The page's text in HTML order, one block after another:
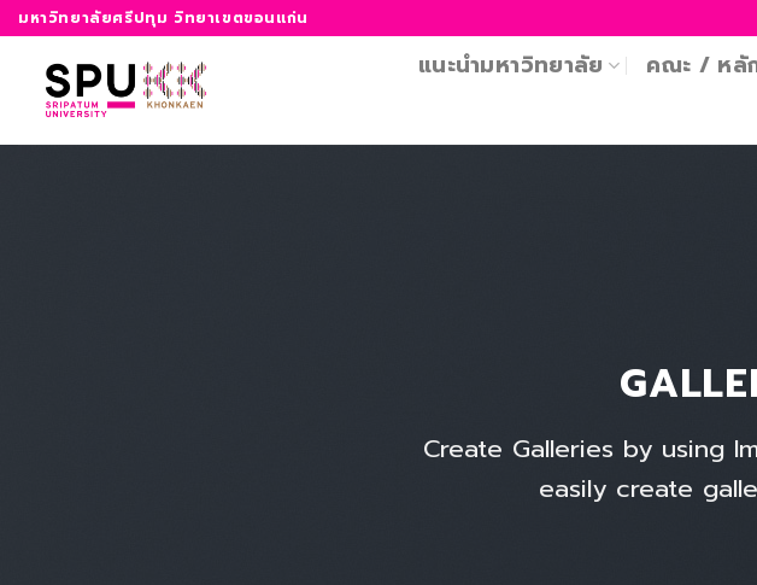
ข้าม
ไป
เนื้อหา
มหาวิทยาลัยศรีปทุม วิทยาเขตขอนแก่น
แนะนำมหาวิทยาลัย คณะ / หลั
Create Galleries by using
easily create